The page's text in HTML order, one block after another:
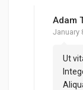
Adam
January
Ut